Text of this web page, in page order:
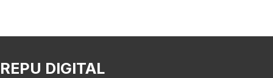
REPU DIGITAL